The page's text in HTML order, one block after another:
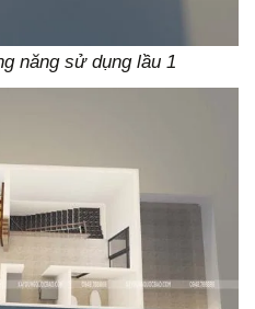
năng sử dụng lầu 1